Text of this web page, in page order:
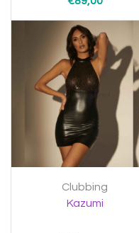
Clubbing
Kazumi